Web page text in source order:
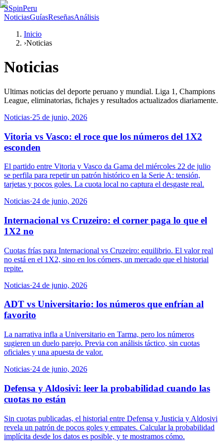
SSpinPeru
NoticiasGuíasReseñasAnálisis
Inicio
›Noticias
Noticias
Ultimas noticias del deporte peruano y mundial. Liga 1, Champions
League, eliminatorias, fichajes y resultados actualizados diariamente.
Noticias·25 de junio, 2026
Vitoria vs Vasco: el roce que los números del 1X2
esconden
El partido entre Vitoria y Vasco da Gama del miércoles 22 de julio
se perfila para repetir un patrón histórico en la Serie A: tensión,
tarjetas y pocos goles. La cuota local no captura el desgaste real.
Noticias·24 de junio, 2026
Internacional vs Cruzeiro: el corner paga lo que el
1X2 no
Cuotas frías para Internacional vs Cruzeiro: equilibrio. El valor real
no está en el 1X2, sino en los córners, un mercado que el historial
repite.
Noticias·24 de junio, 2026
ADT vs Universitario: los números que enfrían al
favorito
La narrativa infla a Universitario en Tarma, pero los números
sugieren un duelo parejo. Previa con análisis táctico, sin cuotas
oficiales y una apuesta de valor.
Noticias·24 de junio, 2026
Defensa y Aldosivi: leer la probabilidad cuando las
cuotas no están
Sin cuotas publicadas, el historial entre Defensa y Justicia y Aldosivi
revela un patrón de pocos goles y empates. Calcular la probabilidad
implícita desde los datos es posible, y te mostramos cómo.